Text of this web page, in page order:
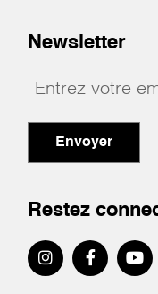
Newsletter
Envoyer
Restez